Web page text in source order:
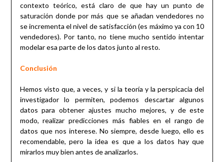
contexto teórico, está claro de que hay un punto de
saturación donde por más que se añadan vendedores no
se incrementa el nivel de satisfacción (es máximo ya con 10
vendedores). Por tanto, no tiene mucho sentido intentar
modelar esa parte de los datos junto al resto.
Conclusión
Hemos visto que, a veces, y si la teoría y la perspicacia del
investigador lo permiten, podemos descartar algunos
datos para obtener ajustes mucho mejores, y de este
modo, realizar predicciones más fiables en el rango de
datos que nos interese. No siempre, desde luego, ello es
recomendable, pero la idea es que a los datos hay que
mirarlos muy bien antes de analizarlos.